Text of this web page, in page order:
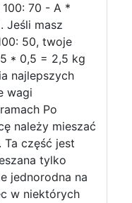
70 - A *
Jeśli masz
50, twoje
* 0,5 = 2,5 kg
najlepszych
wagi
Po
należy mieszać
część jest
tylko
jednorodna na
w niektórych